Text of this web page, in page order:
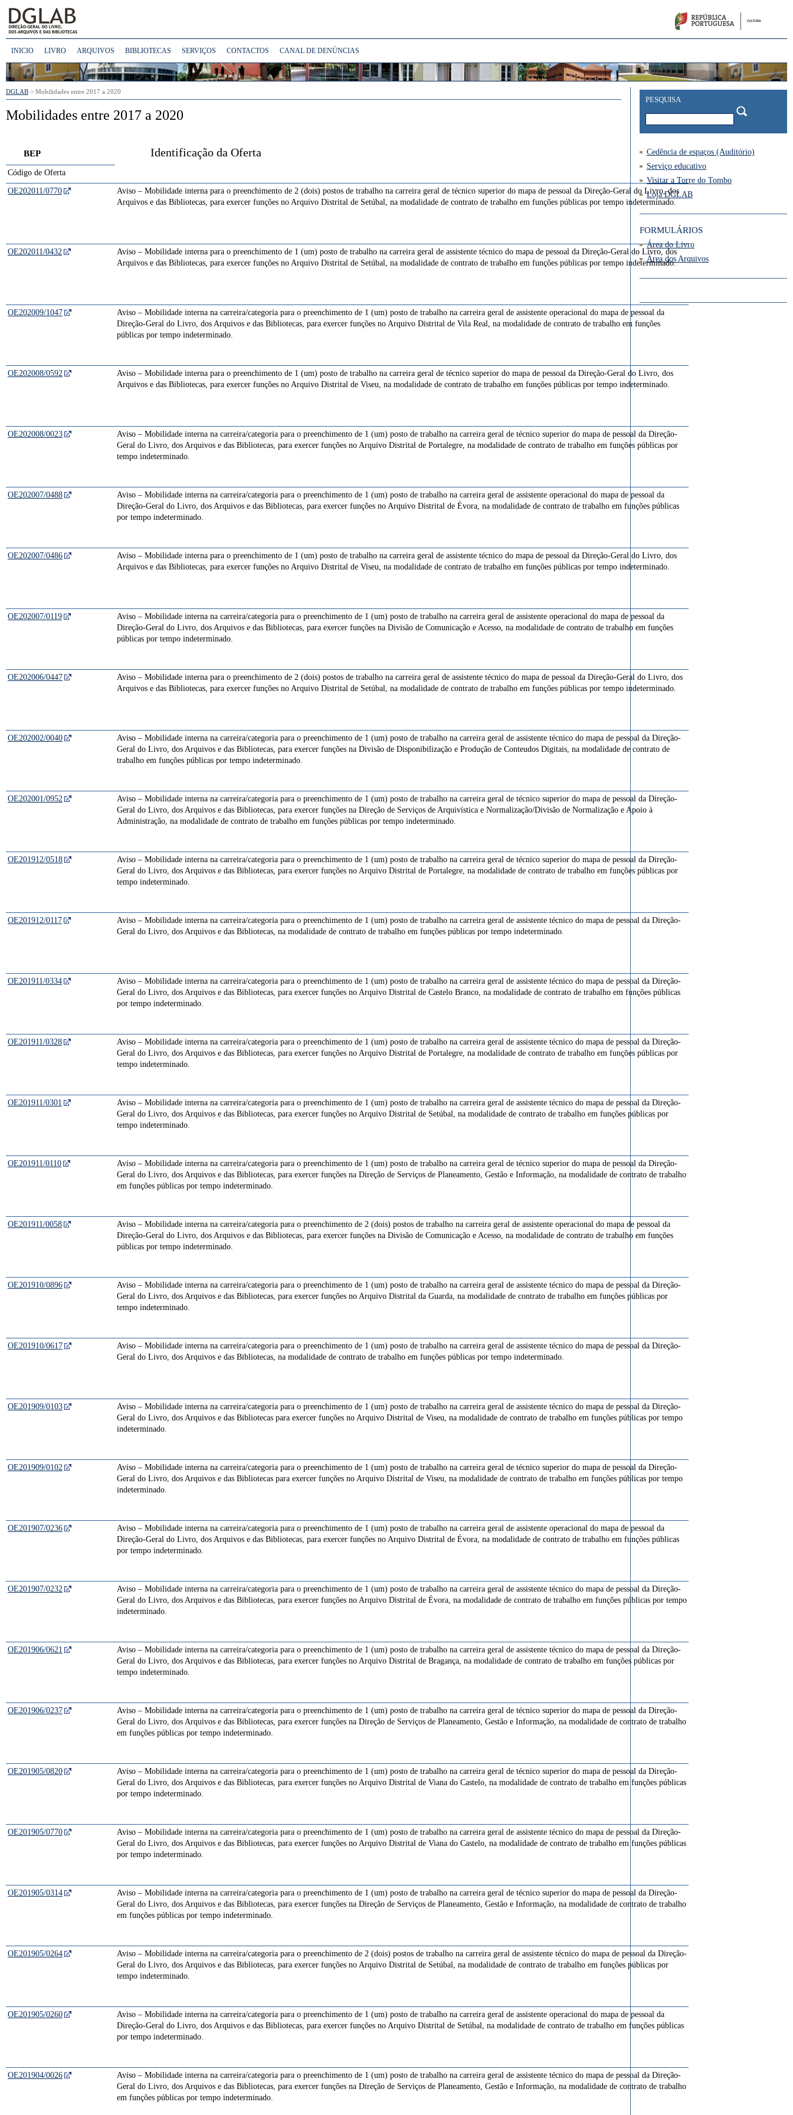
INICIO LIVRO ARQUIVOS BIBLIOTECAS SERVIÇOS CONTACTOS CANAL DE DENÚNCIAS
DGLAB > Mobilidades entre 2017 a 2020
Mobilidades entre 2017 a 2020
BEP Identificação da Oferta
Código de Oferta
OE202011/0770
Aviso – Mobilidade interna para o preenchimento de 2 (dois) postos de trabalho na carreira geral de técnico superior do mapa de pessoal da Direção-Geral do Livro, dos
Arquivos e das Bibliotecas, para exercer funções no Arquivo Distrital de Setúbal, na modalidade de contrato de trabalho em funções públicas por tempo indeterminado.
OE202011/0432
Aviso – Mobilidade interna para o preenchimento de 1 (um) posto de trabalho na carreira geral de assistente técnico do mapa de pessoal da Direção-Geral do Livro, dos
Arquivos e das Bibliotecas, para exercer funções no Arquivo Distrital de Setúbal, na modalidade de contrato de trabalho em funções públicas por tempo indeterminado.
OE202009/1047
Aviso – Mobilidade interna na carreira/categoria para o preenchimento de 1 (um) posto de trabalho na carreira geral de assistente operacional do mapa de pessoal da
Direção-Geral do Livro, dos Arquivos e das Bibliotecas, para exercer funções no Arquivo Distrital de Vila Real, na modalidade de contrato de trabalho em funções
públicas por tempo indeterminado.
OE202008/0592
Aviso – Mobilidade interna para o preenchimento de 1 (um) posto de trabalho na carreira geral de técnico superior do mapa de pessoal da Direção-Geral do Livro, dos
Arquivos e das Bibliotecas, para exercer funções no Arquivo Distrital de Viseu, na modalidade de contrato de trabalho em funções públicas por tempo indeterminado.
OE202008/0023
Aviso – Mobilidade interna na carreira/categoria para o preenchimento de 1 (um) posto de trabalho na carreira geral de técnico superior do mapa de pessoal da Direção-
Geral do Livro, dos Arquivos e das Bibliotecas, para exercer funções no Arquivo Distrital de Portalegre, na modalidade de contrato de trabalho em funções públicas por
tempo indeterminado.
OE202007/0488
Aviso – Mobilidade interna na carreira/categoria para o preenchimento de 1 (um) posto de trabalho na carreira geral de assistente operacional do mapa de pessoal da
Direção-Geral do Livro, dos Arquivos e das Bibliotecas, para exercer funções no Arquivo Distrital de Évora, na modalidade de contrato de trabalho em funções públicas
por tempo indeterminado.
OE202007/0486
Aviso – Mobilidade interna para o preenchimento de 1 (um) posto de trabalho na carreira geral de assistente técnico do mapa de pessoal da Direção-Geral do Livro, dos
Arquivos e das Bibliotecas, para exercer funções no Arquivo Distrital de Viseu, na modalidade de contrato de trabalho em funções públicas por tempo indeterminado.
OE202007/0119
Aviso – Mobilidade interna na carreira/categoria para o preenchimento de 1 (um) posto de trabalho na carreira geral de assistente operacional do mapa de pessoal da
Direção-Geral do Livro, dos Arquivos e das Bibliotecas, para exercer funções na Divisão de Comunicação e Acesso, na modalidade de contrato de trabalho em funções
públicas por tempo indeterminado.
OE202006/0447
Aviso – Mobilidade interna para o preenchimento de 2 (dois) postos de trabalho na carreira geral de assistente técnico do mapa de pessoal da Direção-Geral do Livro, dos
Arquivos e das Bibliotecas, para exercer funções no Arquivo Distrital de Setúbal, na modalidade de contrato de trabalho em funções públicas por tempo indeterminado.
OE202002/0040
Aviso – Mobilidade interna na carreira/categoria para o preenchimento de 1 (um) posto de trabalho na carreira geral de assistente técnico do mapa de pessoal da Direção-
Geral do Livro, dos Arquivos e das Bibliotecas, para exercer funções na Divisão de Disponibilização e Produção de Conteudos Digitais, na modalidade de contrato de
trabalho em funções públicas por tempo indeterminado.
OE202001/0952
Aviso – Mobilidade interna na carreira/categoria para o preenchimento de 1 (um) posto de trabalho na carreira geral de técnico superior do mapa de pessoal da Direção-
Geral do Livro, dos Arquivos e das Bibliotecas, para exercer funções na Direção de Serviços de Arquivística e Normalização/Divisão de Normalização e Apoio à
Administração, na modalidade de contrato de trabalho em funções públicas por tempo indeterminado.
OE201912/0518
Aviso – Mobilidade interna na carreira/categoria para o preenchimento de 1 (um) posto de trabalho na carreira geral de técnico superior do mapa de pessoal da Direção-
Geral do Livro, dos Arquivos e das Bibliotecas, para exercer funções no Arquivo Distrital de Portalegre, na modalidade de contrato de trabalho em funções públicas por
tempo indeterminado.
OE201912/0117
Aviso – Mobilidade interna na carreira/categoria para o preenchimento de 1 (um) posto de trabalho na carreira geral de assistente técnico do mapa de pessoal da Direção-
Geral do Livro, dos Arquivos e das Bibliotecas, na modalidade de contrato de trabalho em funções públicas por tempo indeterminado.
OE201911/0334
Aviso – Mobilidade interna na carreira/categoria para o preenchimento de 1 (um) posto de trabalho na carreira geral de assistente técnico do mapa de pessoal da Direção-
Geral do Livro, dos Arquivos e das Bibliotecas, para exercer funções no Arquivo Distrital de Castelo Branco, na modalidade de contrato de trabalho em funções públicas
por tempo indeterminado.
OE201911/0328
Aviso – Mobilidade interna na carreira/categoria para o preenchimento de 1 (um) posto de trabalho na carreira geral de assistente técnico do mapa de pessoal da Direção-
Geral do Livro, dos Arquivos e das Bibliotecas, para exercer funções no Arquivo Distrital de Portalegre, na modalidade de contrato de trabalho em funções públicas por
tempo indeterminado.
OE201911/0301
Aviso – Mobilidade interna na carreira/categoria para o preenchimento de 1 (um) posto de trabalho na carreira geral de assistente técnico do mapa de pessoal da Direção-
Geral do Livro, dos Arquivos e das Bibliotecas, para exercer funções no Arquivo Distrital de Setúbal, na modalidade de contrato de trabalho em funções públicas por
tempo indeterminado.
OE201911/0110
Aviso – Mobilidade interna na carreira/categoria para o preenchimento de 1 (um) posto de trabalho na carreira geral de técnico superior do mapa de pessoal da Direção-
Geral do Livro, dos Arquivos e das Bibliotecas, para exercer funções na Direção de Serviços de Planeamento, Gestão e Informação, na modalidade de contrato de trabalho
em funções públicas por tempo indeterminado.
OE201911/0058
Aviso – Mobilidade interna na carreira/categoria para o preenchimento de 2 (dois) postos de trabalho na carreira geral de assistente operacional do mapa de pessoal da
Direção-Geral do Livro, dos Arquivos e das Bibliotecas, para exercer funções na Divisão de Comunicação e Acesso, na modalidade de contrato de trabalho em funções
públicas por tempo indeterminado.
OE201910/0896
Aviso – Mobilidade interna na carreira/categoria para o preenchimento de 1 (um) posto de trabalho na carreira geral de assistente técnico do mapa de pessoal da Direção-
Geral do Livro, dos Arquivos e das Bibliotecas, para exercer funções no Arquivo Distrital da Guarda, na modalidade de contrato de trabalho em funções públicas por
tempo indeterminado.
OE201910/0617
Aviso – Mobilidade interna na carreira/categoria para o preenchimento de 1 (um) posto de trabalho na carreira geral de assistente técnico do mapa de pessoal da Direção-
Geral do Livro, dos Arquivos e das Bibliotecas, na modalidade de contrato de trabalho em funções públicas por tempo indeterminado.
OE201909/0103
Aviso – Mobilidade interna na carreira/categoria para o preenchimento de 1 (um) posto de trabalho na carreira geral de assistente técnico do mapa de pessoal da Direção-
Geral do Livro, dos Arquivos e das Bibliotecas para exercer funções no Arquivo Distrital de Viseu, na modalidade de contrato de trabalho em funções públicas por tempo
indeterminado.
OE201909/0102
Aviso – Mobilidade interna na carreira/categoria para o preenchimento de 1 (um) posto de trabalho na carreira geral de técnico superior do mapa de pessoal da Direção-
Geral do Livro, dos Arquivos e das Bibliotecas para exercer funções no Arquivo Distrital de Viseu, na modalidade de contrato de trabalho em funções públicas por tempo
indeterminado.
OE201907/0236
Aviso – Mobilidade interna na carreira/categoria para o preenchimento de 1 (um) posto de trabalho na carreira geral de assistente operacional do mapa de pessoal da
Direção-Geral do Livro, dos Arquivos e das Bibliotecas, para exercer funções no Arquivo Distrital de Évora, na modalidade de contrato de trabalho em funções públicas
por tempo indeterminado.
OE201907/0232
Aviso – Mobilidade interna na carreira/categoria para o preenchimento de 1 (um) posto de trabalho na carreira geral de assistente técnico do mapa de pessoal da Direção-
Geral do Livro, dos Arquivos e das Bibliotecas, para exercer funções no Arquivo Distrital de Évora, na modalidade de contrato de trabalho em funções públicas por tempo
indeterminado.
OE201906/0621
Aviso – Mobilidade interna na carreira/categoria para o preenchimento de 1 (um) posto de trabalho na carreira geral de assistente técnico do mapa de pessoal da Direção-
Geral do Livro, dos Arquivos e das Bibliotecas, para exercer funções no Arquivo Distrital de Bragança, na modalidade de contrato de trabalho em funções públicas por
tempo indeterminado.
OE201906/0237
Aviso – Mobilidade interna na carreira/categoria para o preenchimento de 1 (um) posto de trabalho na carreira geral de técnico superior do mapa de pessoal da Direção-
Geral do Livro, dos Arquivos e das Bibliotecas, para exercer funções na Direção de Serviços de Planeamento, Gestão e Informação, na modalidade de contrato de trabalho
em funções públicas por tempo indeterminado.
OE201905/0820
Aviso – Mobilidade interna na carreira/categoria para o preenchimento de 1 (um) posto de trabalho na carreira geral de técnico superior do mapa de pessoal da Direção-
Geral do Livro, dos Arquivos e das Bibliotecas, para exercer funções no Arquivo Distrital de Viana do Castelo, na modalidade de contrato de trabalho em funções públicas
por tempo indeterminado.
OE201905/0770
Aviso – Mobilidade interna na carreira/categoria para o preenchimento de 1 (um) posto de trabalho na carreira geral de assistente técnico do mapa de pessoal da Direção-
Geral do Livro, dos Arquivos e das Bibliotecas, para exercer funções no Arquivo Distrital de Viana do Castelo, na modalidade de contrato de trabalho em funções públicas
por tempo indeterminado.
OE201905/0314
Aviso – Mobilidade interna na carreira/categoria para o preenchimento de 1 (um) posto de trabalho na carreira geral de técnico superior do mapa de pessoal da Direção-
Geral do Livro, dos Arquivos e das Bibliotecas, para exercer funções na Direção de Serviços de Planeamento, Gestão e Informação, na modalidade de contrato de trabalho
em funções públicas por tempo indeterminado.
OE201905/0264
Aviso – Mobilidade interna na carreira/categoria para o preenchimento de 2 (dois) postos de trabalho na carreira geral de assistente técnico do mapa de pessoal da Direção-
Geral do Livro, dos Arquivos e das Bibliotecas, para exercer funções no Arquivo Distrital de Setúbal, na modalidade de contrato de trabalho em funções públicas por
tempo indeterminado.
OE201905/0260
Aviso – Mobilidade interna na carreira/categoria para o preenchimento de 1 (um) posto de trabalho na carreira geral de assistente operacional do mapa de pessoal da
Direção-Geral do Livro, dos Arquivos e das Bibliotecas, para exercer funções no Arquivo Distrital de Setúbal, na modalidade de contrato de trabalho em funções públicas
por tempo indeterminado.
OE201904/0026
Aviso – Mobilidade interna na carreira/categoria para o preenchimento de 1 (um) posto de trabalho na carreira geral de assistente técnico do mapa de pessoal da Direção-
Geral do Livro, dos Arquivos e das Bibliotecas, para exercer funções na Direção de Serviços de Planeamento, Gestão e Informação, na modalidade de contrato de trabalho
em funções públicas por tempo indeterminado.
PESQUISA
Cedência de espaços (Auditório)
Serviço educativo
Visitar a Torre do Tombo
Loja DGLAB
FORMULÁRIOS
Área do Livro
Área dos Arquivos